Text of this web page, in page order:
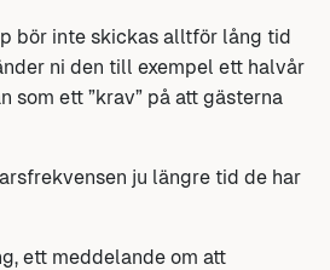
bör inte skickas alltför lång tid
ni den till exempel ett halvår
som ett ”krav” på att gästerna
ju längre tid de har
ett meddelande om att